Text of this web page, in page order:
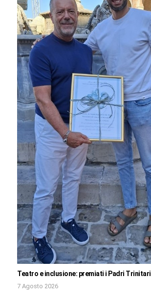
Teatro e inclusione: premiati i Padri Trinitari
7 Agosto 2026